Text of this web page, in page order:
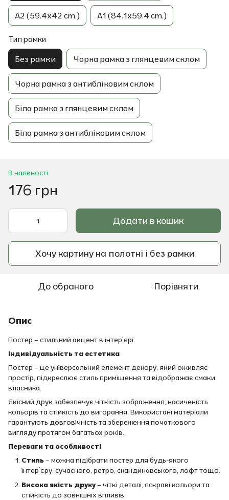
A2 (59.4x42 cm.) A1 (84.1x59.4 cm.)
Тип рамки
Без рамки Чорна рамка з глянцевим склом
Чорна рамка з антибліковим склом
Біла рамка з глянцевим склом
Біла рамка з антибліковим склом
В наявності
176 грн
Додати в кошик
Хочу картину на полотні і без рамки
До обраного Порівняти
Опис
Постер – стильний акцент в інтер'єрі
Індивідуальність та естетика
Постер – це універсальний елемент декору, який оживляє
простір, підкреслює стиль приміщення та відображає смаки
власника.
Якісний друк забезпечує чіткість зображення, насиченість
кольорів та стійкість до вигорання. Використані матеріали
гарантують довговічність та збереження початкового
вигляду протягом багатьох років.
Переваги та особливості
Стиль– можна підібрати постер для будь-якого
інтер’єру: сучасного, ретро, скандинавського, лофт тощо.
Висока якість друку– чіткі деталі, яскраві кольори та
стійкість до зовнішніх впливів.